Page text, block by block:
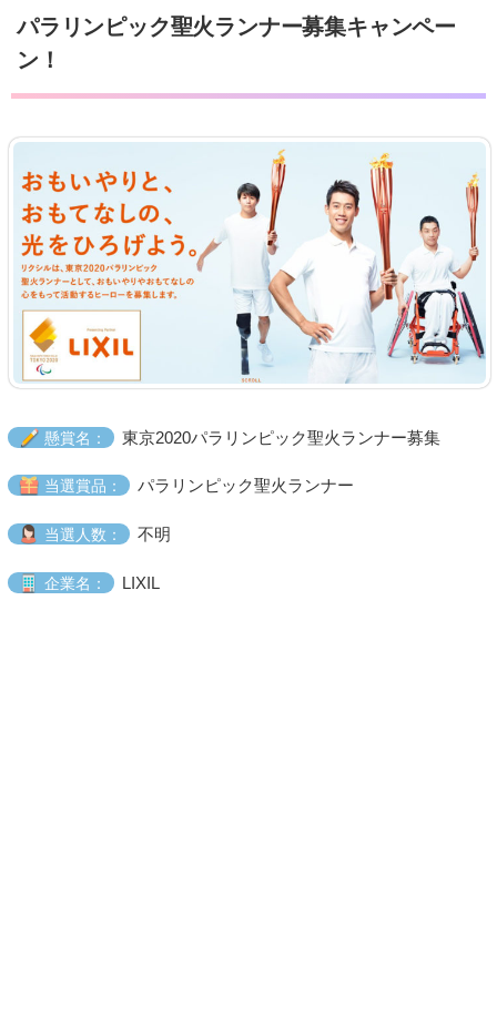
パラリンピック聖火ランナー募集キャンペー
ン！
懸賞名： 東京2020パラリンピック聖火ランナー募集
当選賞品： パラリンピック聖火ランナー
当選人数： 不明
企業名： LIXIL